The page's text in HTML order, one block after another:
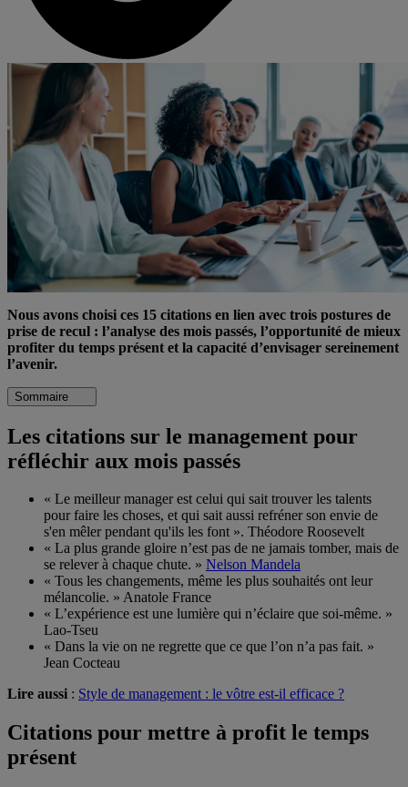
Nous avons choisi ces 15 citations en lien avec trois postures de
prise de recul : l’analyse des mois passés, l’opportunité de mieux
profiter du temps présent et la capacité d’envisager sereinement
l’avenir.
Sommaire
Les citations sur le management pour
réfléchir aux mois passés
« Le meilleur manager est celui qui sait trouver les talents
pour faire les choses, et qui sait aussi refréner son envie de
s'en mêler pendant qu'ils les font ». Théodore Roosevelt
« La plus grande gloire n’est pas de ne jamais tomber, mais de
se relever à chaque chute. » Nelson Mandela
« Tous les changements, même les plus souhaités ont leur
mélancolie. » Anatole France
« L’expérience est une lumière qui n’éclaire que soi-même. »
Lao-Tseu
« Dans la vie on ne regrette que ce que l’on n’a pas fait. »
Jean Cocteau
Lire aussi : Style de management : le vôtre est-il efficace ?
Citations pour mettre à profit le temps
présent